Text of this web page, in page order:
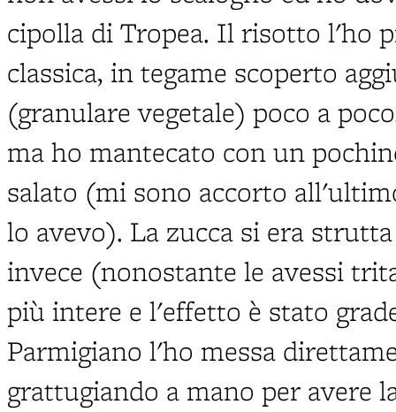
cipolla di Tropea. Il risotto l'ho
classica, in tegame scoperto
(granulare vegetale) poco a
ma ho mantecato con un
salato (mi sono accorto
lo avevo). La zucca si era
invece (nonostante le avessi
più intere e l'effetto è stato
Parmigiano l'ho messa
grattugiando a mano per avere